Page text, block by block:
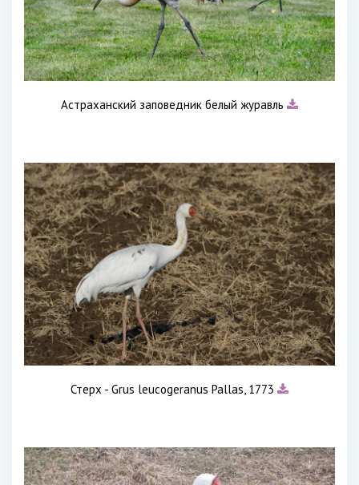
Астраханский заповедник белый журавль
Стерх - Grus leucogeranus Pallas, 1773